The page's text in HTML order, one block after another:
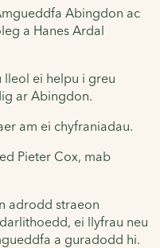
Abingdon ac
a Hanes Ardal
lleol ei helpu i greu
ar Abingdon.
am ei chyfraniadau.
Pieter Cox, mab
adrodd straeon
ei llyfrau neu
a guradodd hi.